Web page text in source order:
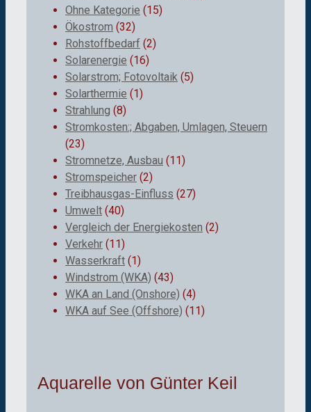
Ohne Kategorie (15)
Ökostrom (32)
Rohstoffbedarf (2)
Solarenergie (16)
Solarstrom; Fotovoltaik (5)
Solarthermie (1)
Strahlung (8)
Stromkosten:; Abgaben, Umlagen, Steuern
(23)
Stromnetze, Ausbau (11)
Stromspeicher (2)
Treibhausgas-Einfluss (27)
Umwelt (40)
Vergleich der Energiekosten (2)
Verkehr (11)
Wasserkraft (1)
Windstrom (WKA) (43)
WKA an Land (Onshore) (4)
WKA auf See (Offshore) (11)
Aquarelle von Günter Keil